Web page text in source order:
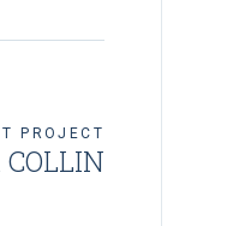
PROJECT
COLLIN